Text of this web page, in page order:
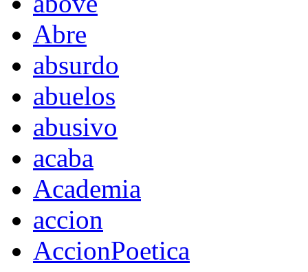
Abre
absurdo
abuelos
abusivo
acaba
Academia
accion
AccionPoetica